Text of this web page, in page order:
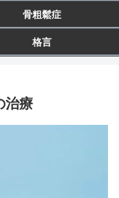
骨粗鬆症
格言
治療